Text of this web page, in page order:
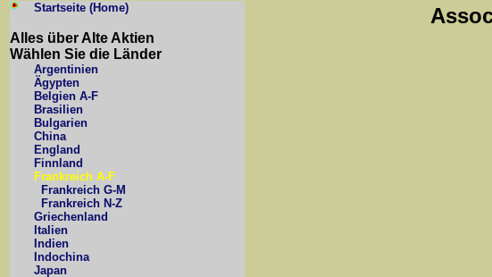
Startseite (Home)
Alles über Alte Aktien
Wählen Sie die Länder
Argentinien
Ägypten
Belgien A-F
Brasilien
Bulgarien
China
England
Finnland
Frankreich A-F
Frankreich G-M
Frankreich N-Z
Griechenland
Italien
Indien
Indochina
Japan